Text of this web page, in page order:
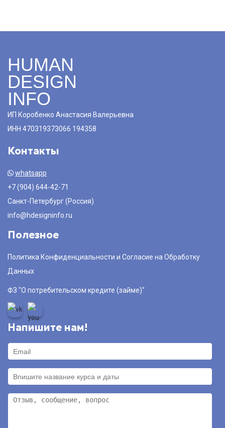
HUMAN
DESIGN
INFO
ИП Коробенко Анастасия Валерьевна
ИНН 470319373066 194358
Контакты
whatsapp
+7 (904) 644-42-71
Санкт-Петербург (Россия)
info@hdesigninfo.ru
Полезное
Политика Конфиденциальности и Согласие на Обработку
Данных
ФЗ "О потребительском кредите (займе)"
Напишите нам!